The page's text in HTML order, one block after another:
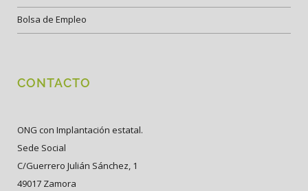
Bolsa de Empleo
CONTACTO
ONG con Implantación estatal.
Sede Social
C/Guerrero Julián Sánchez, 1
49017 Zamora